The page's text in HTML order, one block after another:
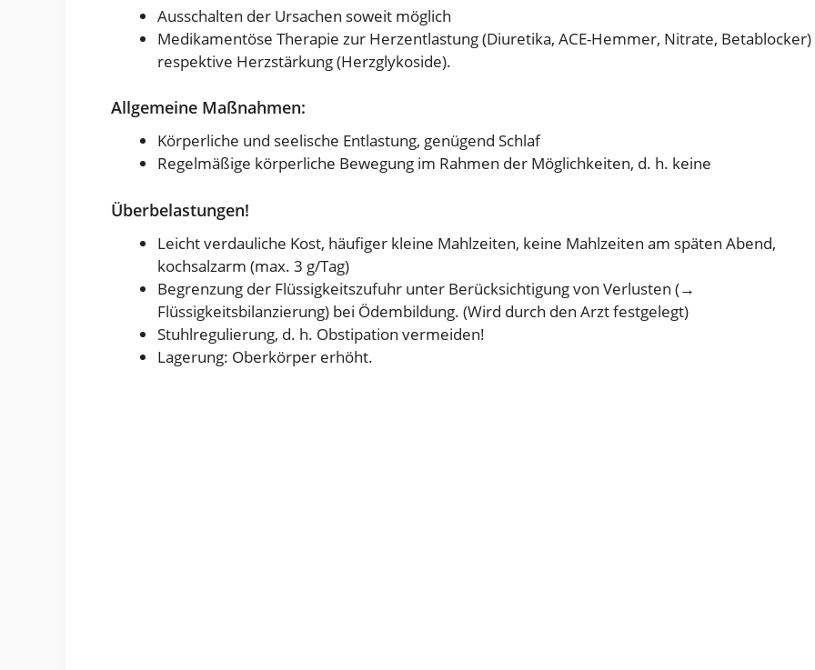
Ausschalten der Ursachen soweit möglich
Medikamentöse Therapie zur Herzentlastung (Diuretika, ACE-Hemmer, Nitrate, Betablocker)
respektive Herzstärkung (Herzglykoside).
Allgemeine Maßnahmen:
Körperliche und seelische Entlastung, genügend Schlaf
Regelmäßige körperliche Bewegung im Rahmen der Möglichkeiten, d. h. keine
Überbelastungen!
Leicht verdauliche Kost, häufiger kleine Mahlzeiten, keine Mahlzeiten am späten Abend,
kochsalzarm (max. 3 g/Tag)
Begrenzung der Flüssigkeitszufuhr unter Berücksichtigung von Verlusten (→
Flüssigkeitsbilanzierung) bei Ödembildung. (Wird durch den Arzt festgelegt)
Stuhlregulierung, d. h. Obstipation vermeiden!
Lagerung: Oberkörper erhöht.